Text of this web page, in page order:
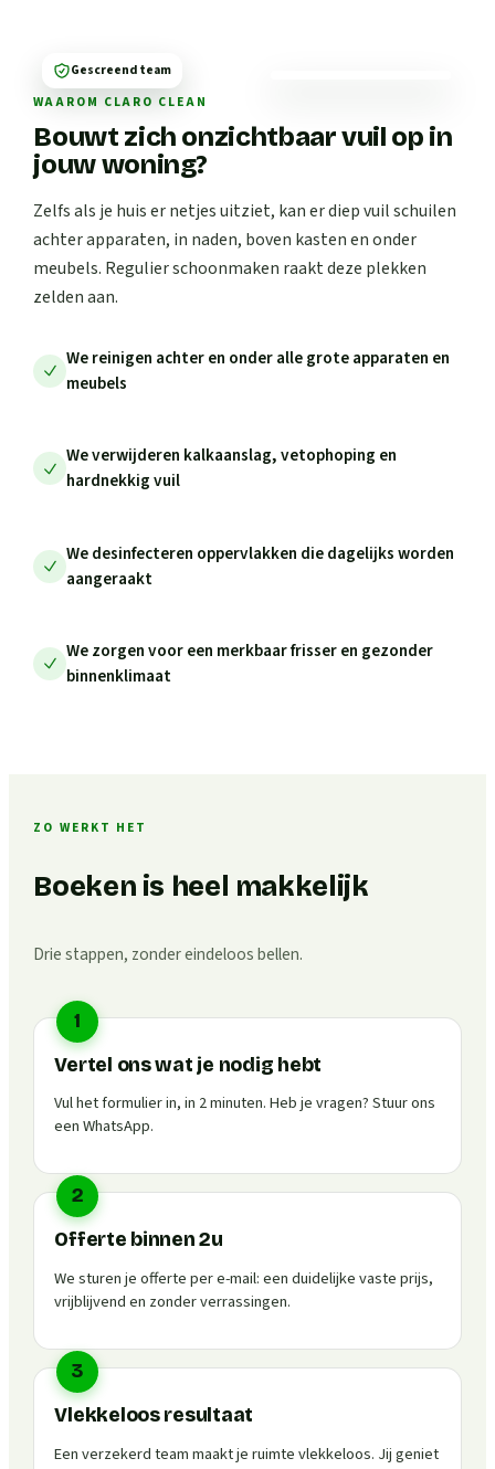
WAAROM CLARO CLEAN
Bouwt zich onzichtbaar vuil op in
jouw woning?
Zelfs als je huis er netjes uitziet, kan er diep vuil schuilen
achter apparaten, in naden, boven kasten en onder
meubels. Regulier schoonmaken raakt deze plekken
zelden aan.
We reinigen achter en onder alle grote apparaten en
meubels
We verwijderen kalkaanslag, vetophoping en
hardnekkig vuil
We desinfecteren oppervlakken die dagelijks worden
aangeraakt
We zorgen voor een merkbaar frisser en gezonder
binnenklimaat
Gescreend team
ZO WERKT HET
Boeken is heel makkelijk
Drie stappen, zonder eindeloos bellen.
1
Vertel ons wat je nodig hebt
Vul het formulier in, in 2 minuten. Heb je vragen? Stuur ons
een WhatsApp.
2
Offerte binnen 2u
We sturen je offerte per e-mail: een duidelijke vaste prijs,
vrijblijvend en zonder verrassingen.
3
Vlekkeloos resultaat
Een verzekerd team maakt je ruimte vlekkeloos. Jij geniet